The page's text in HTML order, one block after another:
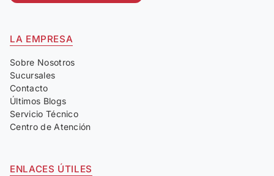
LA EMPRESA
Sobre Nosotros
Sucursales
Contacto
Últimos Blogs
Servicio Técnico
Centro de Atención
ENLACES ÚTILES